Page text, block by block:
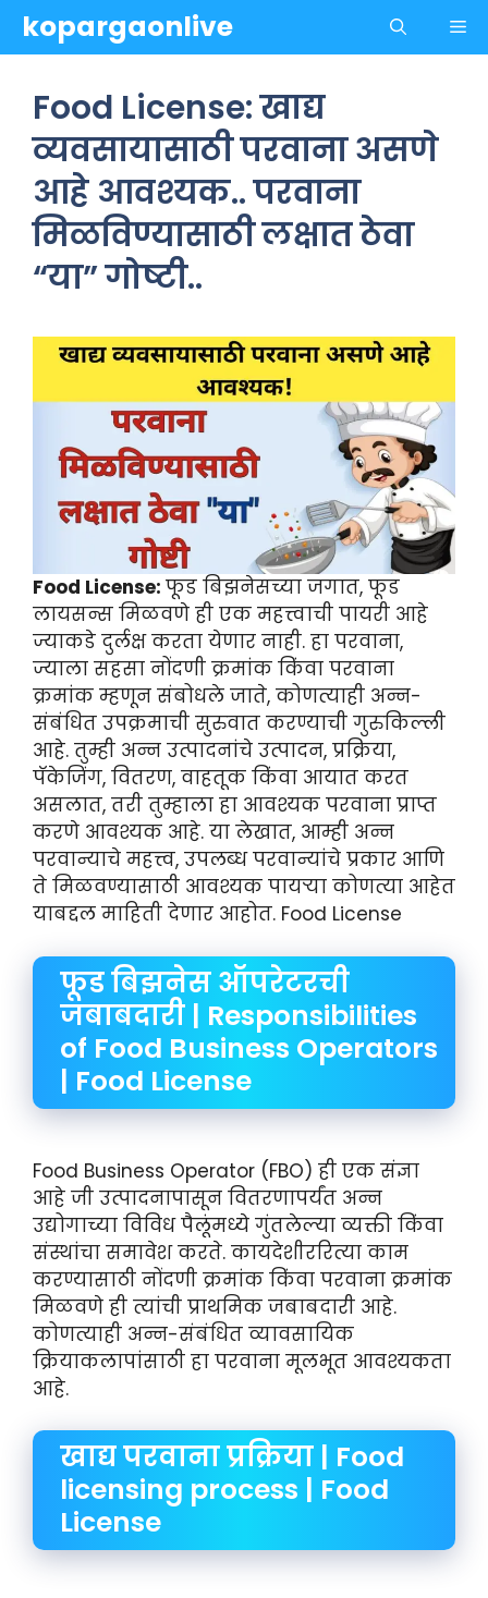
Skipkopargaonlive
Food License: खाद्य
व्यवसायासाठी परवाना असणे
आहे आवश्यक.. परवाना
मिळविण्यासाठी लक्षात ठेवा
“या” गोष्टी..
Food License: फूड बिझनेसच्या जगात, फूड
लायसन्स मिळवणे ही एक महत्त्वाची पायरी आहे
ज्याकडे दुर्लक्ष करता येणार नाही. हा परवाना,
ज्याला सहसा नोंदणी क्रमांक किंवा परवाना
क्रमांक म्हणून संबोधले जाते, कोणत्याही अन्न-
संबंधित उपक्रमाची सुरुवात करण्याची गुरुकिल्ली
आहे. तुम्ही अन्न उत्पादनांचे उत्पादन, प्रक्रिया,
पॅकेजिंग, वितरण, वाहतूक किंवा आयात करत
असलात, तरी तुम्हाला हा आवश्यक परवाना प्राप्त
करणे आवश्यक आहे. या लेखात, आम्ही अन्न
परवान्याचे महत्त्व, उपलब्ध परवान्यांचे प्रकार आणि
ते मिळवण्यासाठी आवश्यक पायऱ्या कोणत्या आहेत
याबद्दल माहिती देणार आहोत. Food License
फूड बिझनेस ऑपरेटरची
जबाबदारी | Responsibilities
of Food Business Operators
| Food License
Food Business Operator (FBO) ही एक संज्ञा
आहे जी उत्पादनापासून वितरणापर्यंत अन्न
उद्योगाच्या विविध पैलूंमध्ये गुंतलेल्या व्यक्ती किंवा
संस्थांचा समावेश करते. कायदेशीररित्या काम
करण्यासाठी नोंदणी क्रमांक किंवा परवाना क्रमांक
मिळवणे ही त्यांची प्राथमिक जबाबदारी आहे.
कोणत्याही अन्न-संबंधित व्यावसायिक
क्रियाकलापांसाठी हा परवाना मूलभूत आवश्यकता
आहे.
खाद्य परवाना प्रक्रिया | Food
licensing process | Food
License